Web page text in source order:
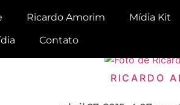
Ricardo Amorim Mídia Kit
Contato
RICARDO